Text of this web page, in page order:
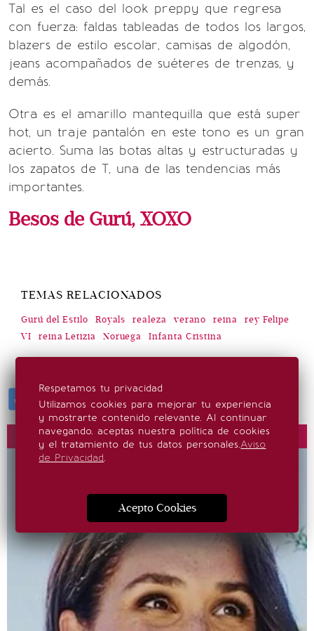
Más Información
Tal es el caso del look preppy que regresa
con fuerza: faldas tableadas de todos los largos,
blazers de estilo escolar, camisas de algodón,
jeans acompañados de suéteres de trenzas, y
demás.
Otra es el amarillo mantequilla que está super
hot, un traje pantalón en este tono es un gran
acierto. Suma las botas altas y estructuradas y
los zapatos de T, una de las tendencias más
importantes.
Besos de Gurú, XOXO
TEMAS RELACIONADOS
Gurú del Estilo Royals realeza verano reina
rey Felipe
VI
reina Letizia Noruega Infanta Cristina
Respetamos tu privacidad
Utilizamos cookies para mejorar tu experiencia
y mostrarte contenido relevante. Al continuar
navegando, aceptas nuestra política de cookies
y el tratamiento de tus datos personales.Aviso
de Privacidad.
Acepto Cookies